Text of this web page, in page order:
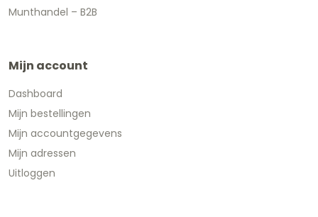
Munthandel – B2B
Mijn account
Dashboard
Mijn bestellingen
Mijn accountgegevens
Mijn adressen
Uitloggen